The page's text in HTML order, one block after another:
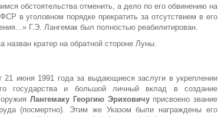
обстоятельства отменить, а дело по его обвинению на
в уголовном порядке прекратить за отсутствием в его
Г.Э. Лангемак был полностью реабилитирован.
назван кратер на обратной стороне Луны.
июня 1991 года за выдающиеся заслуги в укреплении
государства и большой личный вклад в создание
оружияЛангемаку Георгию Эриховичуприсвоено звание
(посмертно). Этим же Указом были награждены его